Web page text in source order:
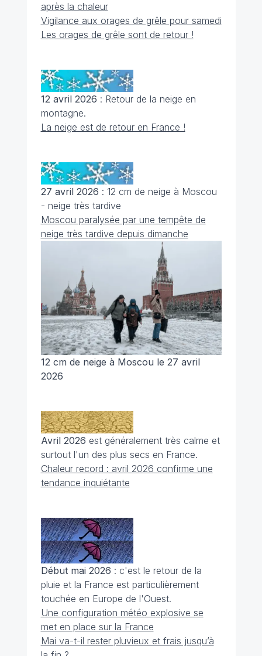
après la chaleur
Vigilance aux orages de grêle pour samedi
Les orages de grêle sont de retour !
12 avril 2026 : Retour de la neige en
montagne.
La neige est de retour en France !
27 avril 2026 : 12 cm de neige à Moscou
- neige très tardive
Moscou paralysée par une tempête de
neige très tardive depuis dimanche
12 cm de neige à Moscou le 27 avril
2026
Avril 2026 est généralement très calme et
surtout l'un des plus secs en France.
Chaleur record : avril 2026 confirme une
tendance inquiétante
Début mai 2026 : c'est le retour de la
pluie et la France est particulièrement
touchée en Europe de l'Ouest.
Une configuration météo explosive se
met en place sur la France
Mai va-t-il rester pluvieux et frais jusqu’à